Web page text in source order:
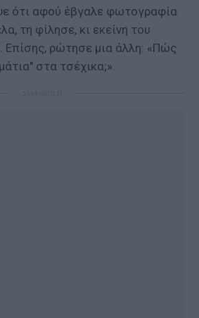
ότι αφού έβγαλε φωτογραφία
τη φίλησε, κι εκείνη του
Επίσης, ρώτησε μια άλλη: «Πώς
στα τσέχικα;».